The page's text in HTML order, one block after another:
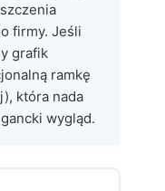
firmy. Jeśli
grafik
ramkę
która nada
wygląd.